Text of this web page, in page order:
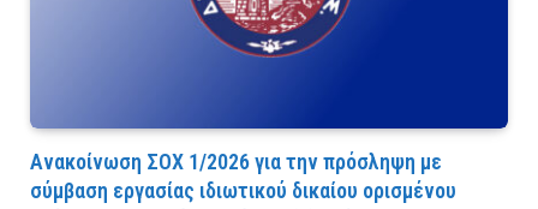
Ανακοίνωση ΣΟΧ 1/2026 για την πρόσληψη με
σύμβαση εργασίας ιδιωτικού δικαίου ορισμένου